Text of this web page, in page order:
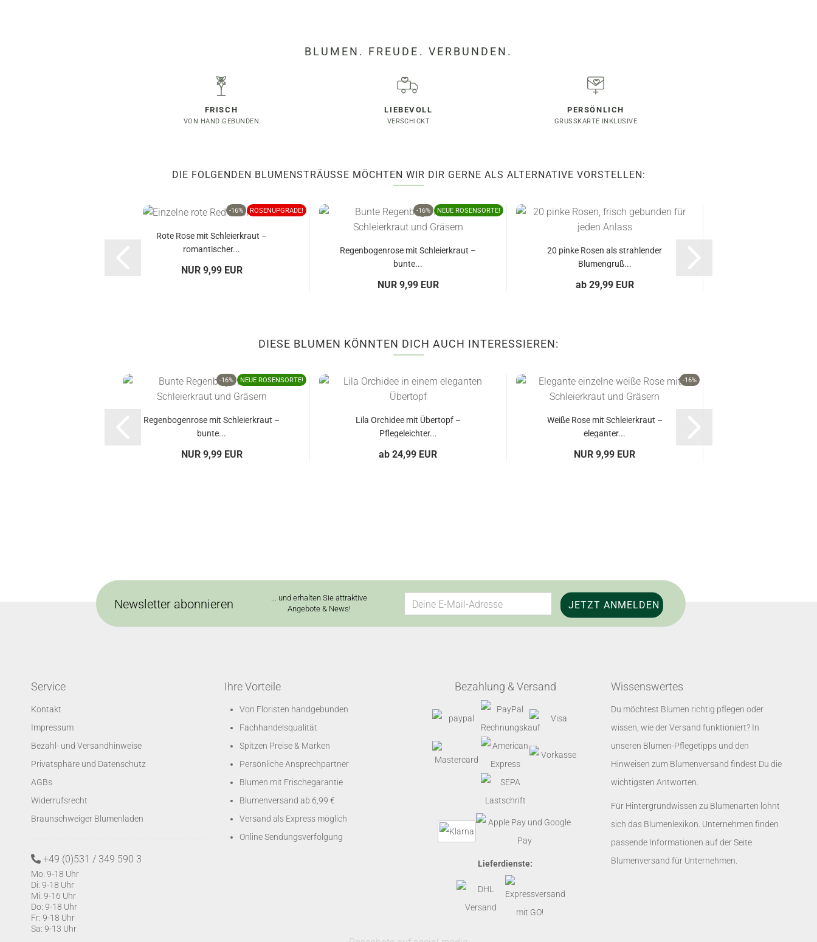
BLUMEN. FREUDE. VERBUNDEN.
FRISCH
VON HAND GEBUNDEN
LIEBEVOLL
VERSCHICKT
PERSÖNLICH
GRUSSKARTE INKLUSIVE
DIE FOLGENDEN BLUMENSTRÄUSSE MÖCHTEN WIR DIR GERNE ALS ALTERNATIVE VORSTELLEN:
-16% ROSENUPGRADE!
Rote Rose mit Schleierkraut –
romantischer...
NUR 9,99 EUR
-16% NEUE ROSENSORTE!
Regenbogenrose mit Schleierkraut –
bunte...
NUR 9,99 EUR
20 pinke Rosen als strahlender
Blumengruß...
ab 29,99 EUR
DIESE BLUMEN KÖNNTEN DICH AUCH INTERESSIEREN:
-16% NEUE ROSENSORTE!
Regenbogenrose mit Schleierkraut –
bunte...
NUR 9,99 EUR
Lila Orchidee mit Übertopf –
Pflegeleichter...
ab 24,99 EUR
-16%
Weiße Rose mit Schleierkraut –
eleganter...
NUR 9,99 EUR
Newsletter abonnieren
... und erhalten Sie attraktive
Angebote & News!
Service
Kontakt
Impressum
Bezahl- und Versandhinweise
Privatsphäre und Datenschutz
AGBs
Widerrufsrecht
Braunschweiger Blumenladen
+49 (0)531 / 349 590 3
Mo: 9-18 Uhr
Di: 9-18 Uhr
Mi: 9-16 Uhr
Do: 9-18 Uhr
Fr: 9-18 Uhr
Sa: 9-13 Uhr
Ihre Vorteile
Von Floristen handgebunden
Fachhandelsqualität
Spitzen Preise & Marken
Persönliche Ansprechpartner
Blumen mit Frischegarantie
Blumenversand ab 6,99 €
Versand als Express möglich
Online Sendungsverfolgung
Bezahlung & Versand
Lieferdienste:
Wissenswertes
Du möchtest Blumen richtig pflegen oder
wissen, wie der Versand funktioniert? In
unseren Blumen-Pflegetipps und den
Hinweisen zum Blumenversand findest Du die
wichtigsten Antworten.
Für Hintergrundwissen zu Blumenarten lohnt
sich das Blumenlexikon . Unternehmen finden
passende Informationen auf der Seite
Blumenversand für Unternehmen